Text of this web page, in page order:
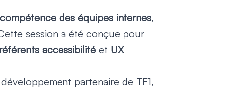
des équipes internes,
session a été conçue pour
référents accessibilité et UX
partenaire de TF1,